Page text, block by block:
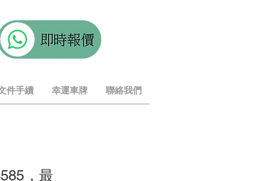
件手續 幸運車牌 聯絡我們
，最